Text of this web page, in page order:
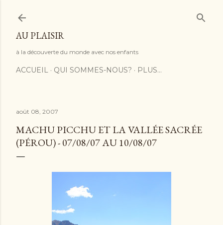
AU PLAISIR
à la découverte du monde avec nos enfants
ACCUEIL QUI SOMMES-NOUS? PLUS…
août 08, 2007
MACHU PICCHU ET LA VALLÉE SACRÉE
(PÉROU) - 07/08/07 AU 10/08/07